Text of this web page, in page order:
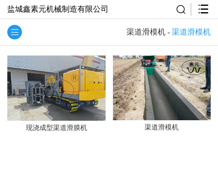
盐城鑫素元机械制造有限公司
渠道滑模机 - 渠道滑模机
现浇成型渠道滑膜机 渠道滑模机